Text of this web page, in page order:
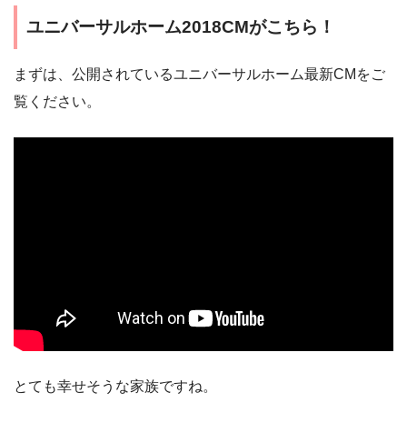
ユニバーサルホーム2018CMがこちら！
まずは、公開されているユニバーサルホーム最新CMをご
覧ください。
とても幸せそうな家族ですね。